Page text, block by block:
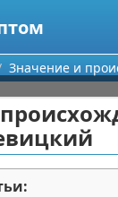
технологии
Значение и